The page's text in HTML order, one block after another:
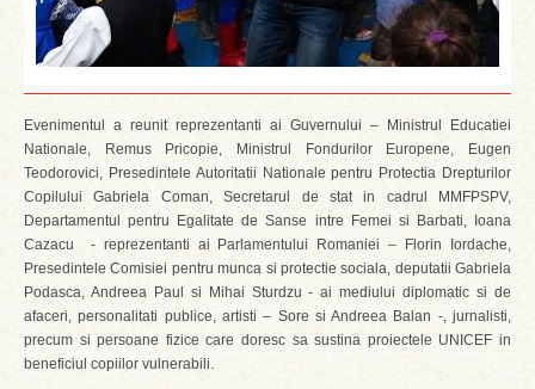
Evenimentul a reunit reprezentanti ai Guvernului – Ministrul Educatiei
Nationale, Remus Pricopie, Ministrul Fondurilor Europene, Eugen
Teodorovici, Presedintele Autoritatii Nationale pentru Protectia Drepturilor
Copilului Gabriela Coman, Secretarul de stat in cadrul MMFPSPV,
Departamentul pentru Egalitate de Sanse intre Femei si Barbati, Ioana
Cazacu - reprezentanti ai Parlamentului Romaniei – Florin Iordache,
Presedintele Comisiei pentru munca si protectie sociala, deputatii Gabriela
Podasca, Andreea Paul si Mihai Sturdzu - ai mediului diplomatic si de
afaceri, personalitati publice, artisti – Sore si Andreea Balan -, jurnalisti,
precum si persoane fizice care doresc sa sustina proiectele UNICEF in
beneficiul copiilor vulnerabili.